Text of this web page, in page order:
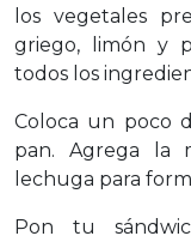
los vegetales
griego, limón y
todos los
Coloca un poco
pan. Agrega la
lechuga para
Pon tu